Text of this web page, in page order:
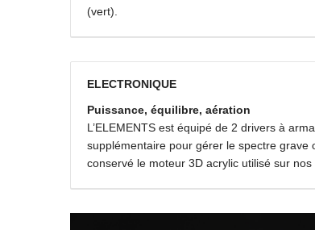
(vert).
ELECTRONIQUE
Puissance, équilibre, aération
L’ELEMENTS est équipé de 2 drivers à
supplémentaire pour gérer le spectre grave
conservé le moteur 3D acrylic utilisé sur